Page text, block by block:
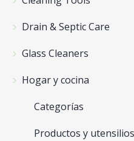
Drain & Septic Care
Glass Cleaners
Hogar y cocina
Categorías
Productos y